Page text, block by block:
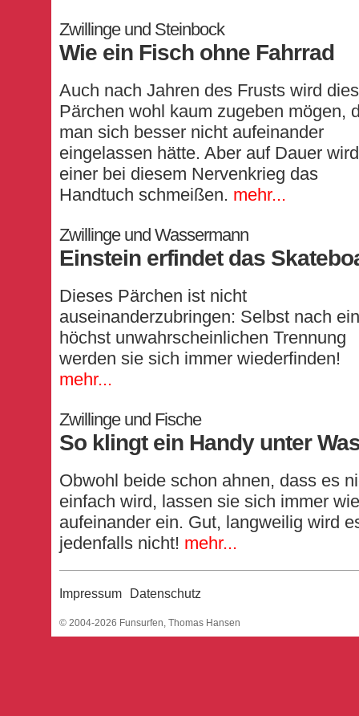
Zwillinge und Steinbock
Wie ein Fisch ohne Fahrrad
Auch nach Jahren des Frusts wird
Pärchen wohl kaum zugeben mögen,
man sich besser nicht aufeinander
eingelassen hätte. Aber auf Dauer wird
einer bei diesem Nervenkrieg das
Handtuch schmeißen. mehr...
Zwillinge und Wassermann
Einstein erfindet das
Dieses Pärchen ist nicht
auseinanderzubringen: Selbst nach
höchst unwahrscheinlichen Trennung
werden sie sich immer wiederfinden!
mehr...
Zwillinge und Fische
So klingt ein Handy unter
Obwohl beide schon ahnen, dass es
einfach wird, lassen sie sich immer
aufeinander ein. Gut, langweilig wird
jedenfalls nicht! mehr...
Impressum Datenschutz
© 2004-2026 Funsurfen, Thomas Hansen